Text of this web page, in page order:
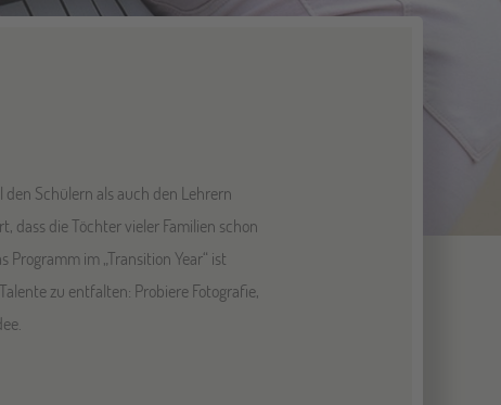
Schülern als auch den Lehrern
dass die Töchter vieler Familien schon
im „Transition Year“ ist
zu entfalten: Probiere Fotografie,